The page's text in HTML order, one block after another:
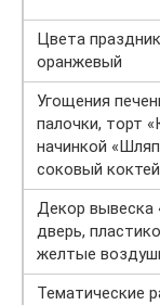
Цвета
оранжевый
Угощения
палочки, торт
начинкой
соковый
Декор вывеска
дверь,
желтые
Тематические